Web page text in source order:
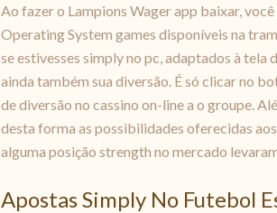
Ao fazer o Lampions Wager app baixar,
Operating System games disponíveis na
se estivesses simply no pc, adaptados à
ainda também sua diversão. É só clicar no
de diversão no cassino on-line a o groupe.
desta forma as possibilidades oferecidas
alguma posição strength no mercado
Apostas Simply No Futebol